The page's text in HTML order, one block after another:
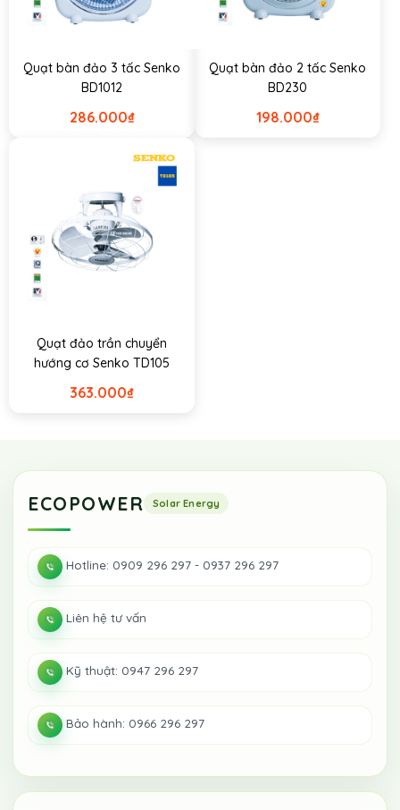
Quạt bàn đảo 3 tấc Senko
BD1012
₫
286.000
Quạt bàn đảo 2 tấc Senko
BD230
₫
198.000
Quạt đảo trần chuyển
hướng cơ Senko TD105
₫
363.000
ECOPOWER
Hotline: 0909 296 297 - 0937 296 297
Liên hệ tư vấn
Kỹ thuật: 0947 296 297
Bảo hành: 0966 296 297